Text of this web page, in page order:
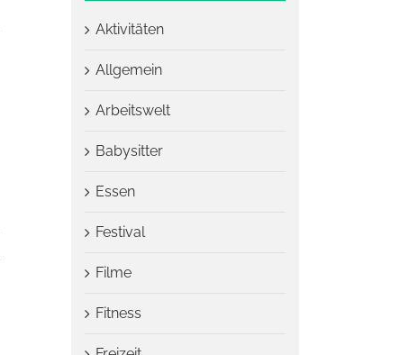
Aktivitäten
Allgemein
Arbeitswelt
Babysitter
Essen
Festival
Filme
Fitness